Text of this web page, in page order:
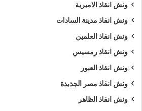
ونش انقاذ الاميرية
ونش انقاذ مدينة السادات
ونش انقاذ العلمين
ونش انقاذ رمسيس
ونش انقاذ العبور
ونش انقاذ مصر الجديدة
ونش انقاذ الظاهر